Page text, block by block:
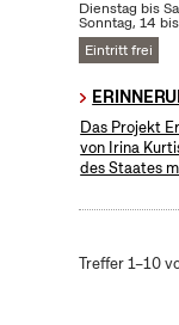
Dienstag bis
Sonntag, 14
Eintritt frei
Das Projekt
von Irina
des Staates
Treffer 1–10